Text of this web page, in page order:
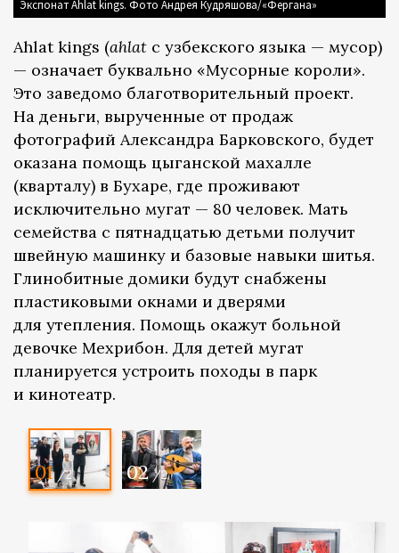
Экспонат Ahlat kings. Фото Андрея Кудряшова/«Фергана»
Ahlat kings (ahlat с узбекского языка — мусор)
— означает буквально «Мусорные короли».
Это заведомо благотворительный проект.
На деньги, вырученные от продаж
фотографий Александра Барковского, будет
оказана помощь цыганской махалле
(кварталу) в Бухаре, где проживают
исключительно мугат — 80 человек. Мать
семейства с пятнадцатью детьми получит
швейную машинку и базовые навыки шитья.
Глинобитные домики будут снабжены
пластиковыми окнами и дверями
для утепления. Помощь окажут больной
девочке Мехрибон. Для детей мугат
планируется устроить походы в парк
и кинотеатр.
01 /2 02 /2